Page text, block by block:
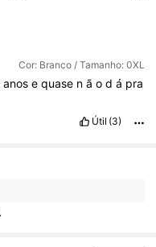
Cor: Branco / Tamanho: 0XL
anos e quase n ã o d á pra
Útil (3)